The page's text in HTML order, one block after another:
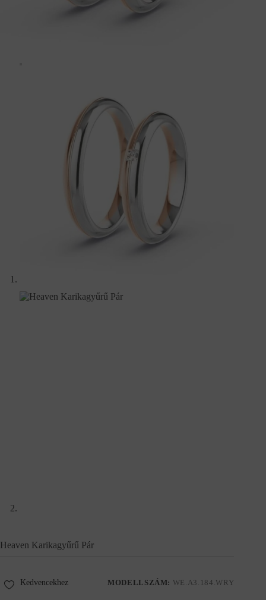
Heaven Karikagyűrű Pár
MODELLSZÁM: WE.A3.184.WRY
Kedvencekhez